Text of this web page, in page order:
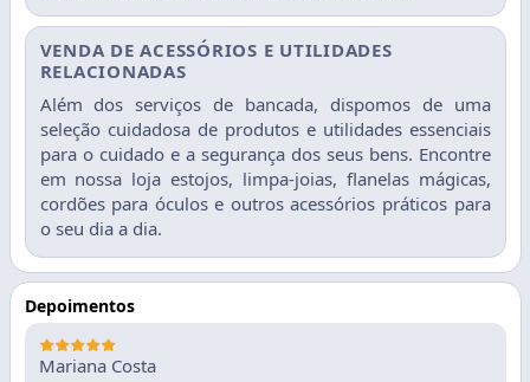
VENDA DE ACESSÓRIOS E UTILIDADES
RELACIONADAS
Além dos serviços de bancada, dispomos de uma
seleção cuidadosa de produtos e utilidades essenciais
para o cuidado e a segurança dos seus bens. Encontre
em nossa loja estojos, limpa-joias, flanelas mágicas,
cordões para óculos e outros acessórios práticos para
o seu dia a dia.
Depoimentos
Mariana Costa